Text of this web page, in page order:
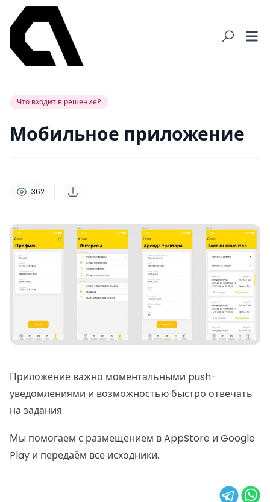
Что входит в решение?
Мобильное приложение
362
Приложение важно моментальными push-
уведомлениями и возможностью быстро отвечать
на задания.
Мы помогаем с размещением в AppStore и Google
Play и передаём все исходники.